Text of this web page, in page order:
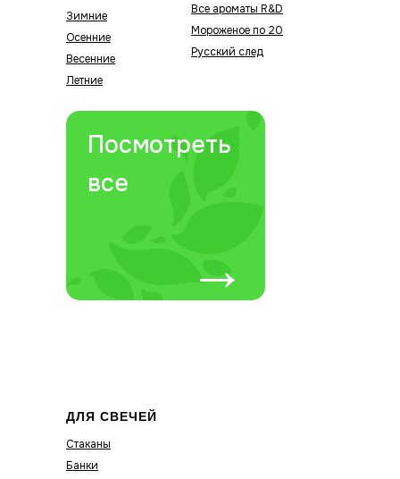
Все ароматы R&D
Мороженое по 20
Русский след
Зимние
Осенние
Весенние
Летние
Посмотреть
все
→
ДЛЯ СВЕЧЕЙ
Стаканы
Банки